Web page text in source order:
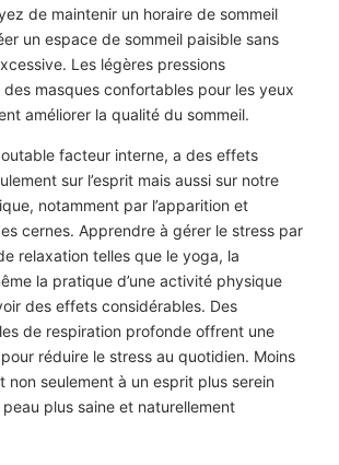
de maintenir un horaire de sommeil
un espace de sommeil paisible sans
Les légères pressions
masques confortables pour les yeux
améliorer la qualité du sommeil.
facteur interne, a des effets
sur l’esprit mais aussi sur notre
notamment par l’apparition et
cernes. Apprendre à gérer le stress par
relaxation telles que le yoga, la
la pratique d’une activité physique
des effets considérables. Des
de respiration profonde offrent une
réduire le stress au quotidien. Moins
non seulement à un esprit plus serein
peau plus saine et naturellement